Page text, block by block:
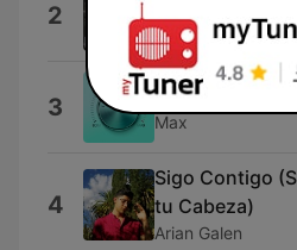
2 Piltri
3 Etiqueta
Max
4
Sigo Contigo
tu Cabeza)
Arian Galen